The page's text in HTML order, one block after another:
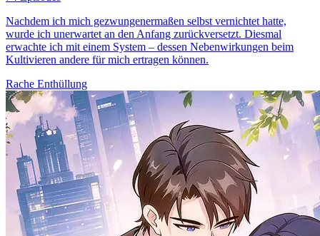
Nachdem ich mich gezwungenermaßen selbst vernichtet hatte,
wurde ich unerwartet an den Anfang zurückversetzt. Diesmal
erwachte ich mit einem System – dessen Nebenwirkungen beim
Kultivieren andere für mich ertragen können.
Rache Enthüllung